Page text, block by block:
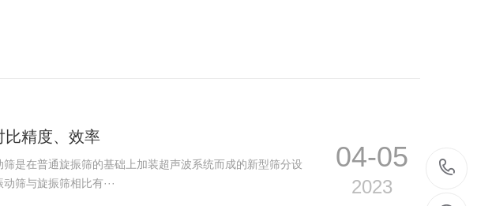
比精度、效率
是在普通旋振筛的基础上加装超声波系统而成的新型筛分设
筛与旋振筛相比有···
04-05
2023